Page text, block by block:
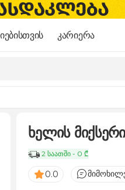
კარიერა
ხელის
2 საათში - 0 ₾
0.0